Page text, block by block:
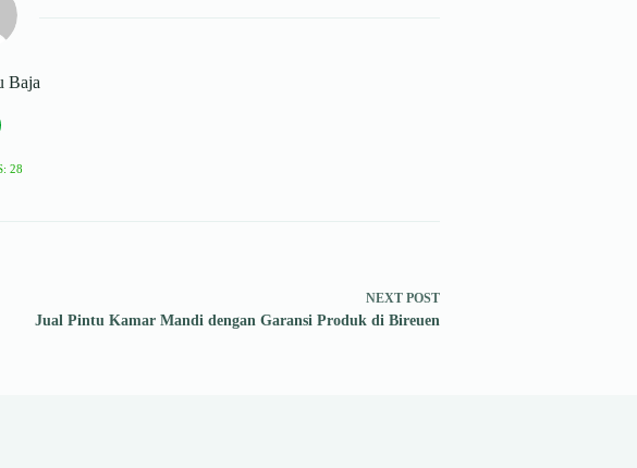
Baja
28
NEXT POST
Jual Pintu Kamar Mandi dengan Garansi Produk di Bireuen